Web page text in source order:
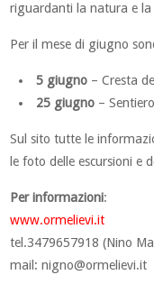
riguardanti la natura e la
Per il mese di giugno
5 giugno – Cresta
25 giugno –
Sul sito tutte le
le foto delle escursioni e
Per informazioni:
www.ormelievi.it
tel.3479657918 (Nino
mail:nigno@ormelievi.it